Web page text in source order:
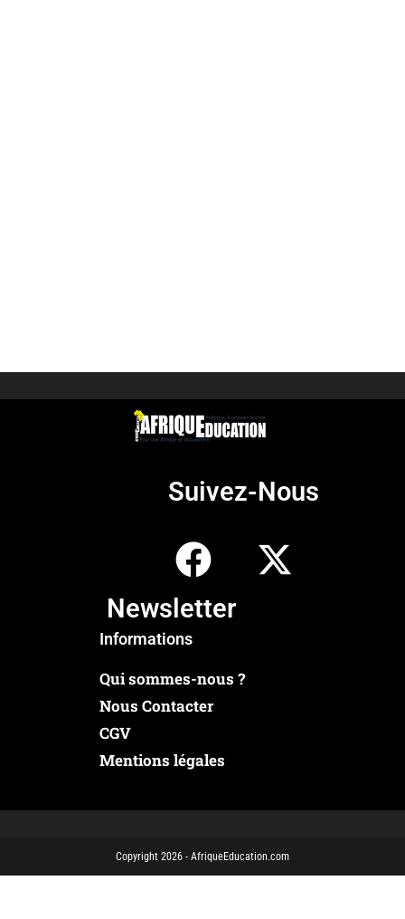
Suivez-Nous
Newsletter
Informations
Qui sommes-nous ?
Nous Contacter
CGV
Mentions légales
Copyright 2026 - AfriqueEducation.com